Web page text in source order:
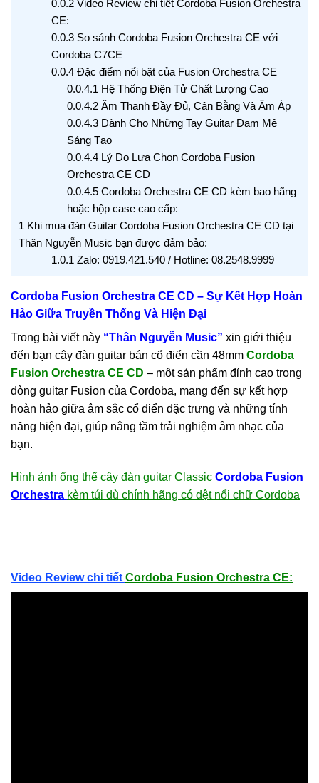
0.0.2Video Review chi tiết Cordoba Fusion Orchestra
CE:
0.0.3So sánh Cordoba Fusion Orchestra CE với
Cordoba C7CE
0.0.4Đặc điểm nổi bật của Fusion Orchestra CE
0.0.4.1 Hệ Thống Điện Tử Chất Lượng Cao
0.0.4.2 Âm Thanh Đầy Đủ, Cân Bằng Và Ấm Áp
0.0.4.3 Dành Cho Những Tay Guitar Đam Mê
Sáng Tạo
0.0.4.4 Lý Do Lựa Chọn Cordoba Fusion
Orchestra CE CD
0.0.4.5 Cordoba Orchestra CE CD kèm bao hãng
hoặc hộp case cao cấp:
1 Khi mua đàn Guitar Cordoba Fusion Orchestra CE CD tại
Thân Nguyễn Music bạn được đảm bảo:
1.0.1 Zalo: 0919.421.540 / Hotline: 08.2548.9999
Cordoba Fusion Orchestra CE CD – Sự Kết Hợp Hoàn
Hảo Giữa Truyền Thống Và Hiện Đại
Trong bài viết này “Thân Nguyễn Music” xin giới thiệu
đến bạn cây đàn guitar bán cổ điển cần 48mm Cordoba
Fusion Orchestra CE CD – một sản phẩm đỉnh cao trong
dòng guitar Fusion của Cordoba, mang đến sự kết hợp
hoàn hảo giữa âm sắc cổ điển đặc trưng và những tính
năng hiện đại, giúp nâng tầm trải nghiệm âm nhạc của
bạn.
Hình ảnh ổng thể cây đàn guitar Classic Cordoba Fusion
Orchestra kèm túi dù chính hãng có dệt nổi chữ Cordoba
Video Review chi tiết Cordoba Fusion Orchestra CE: